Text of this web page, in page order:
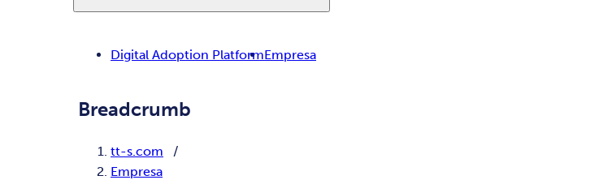
Digital Adoption PlatformEmpresa
Breadcrumb
tt-s.com
Empresa